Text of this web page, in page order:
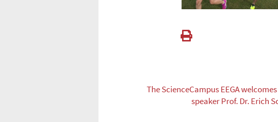
The ScienceCampus EEGA
speaker Prof. Dr. Erich